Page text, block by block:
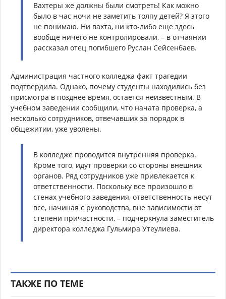
Вахтеры же должны были смотреть! Как можно
было в час ночи не заметить толпу детей? Я этого
не понимаю. Ни вахта, ни кто-либо еще здесь
вообще ничего не контролировали, – в отчаянии
рассказал отец погибшего Руслан Сейсенбаев.
Администрация частного колледжа факт трагедии
подтвердила. Однако, почему студенты находились без
присмотра в позднее время, остается неизвестным. В
учебном заведении сообщили, что начата проверка, а
несколько сотрудников, отвечавших за порядок в
общежитии, уже уволены.
В колледже проводится внутренняя проверка.
Кроме того, идут проверки со стороны внешних
органов. Ряд сотрудников уже привлекается к
ответственности. Поскольку все произошло в
стенах учебного заведения, ответственность несут
все, начиная с руководства, вне зависимости от
степени причастности, – подчеркнула заместитель
директора колледжа Гульмира Утеулиева.
ТАКЖЕ ПО ТЕМЕ